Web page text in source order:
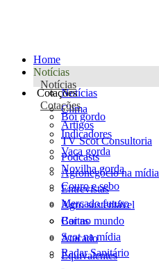
Home
Notícias
Notícias
Notícias
Clima
Artigos
TV Scot Consultoria
Podcasts
Agronegócio na mídia
Entrevistas
Agro sustentável
Cartas
Scot na mídia
Radar Sanitário
Cotações
Cotações
Boi gordo
Indicadores
Vaca gorda
Novilha gorda
Couro e sebo
Mercado futuro
Boi no mundo
Atacado
Equivalentes